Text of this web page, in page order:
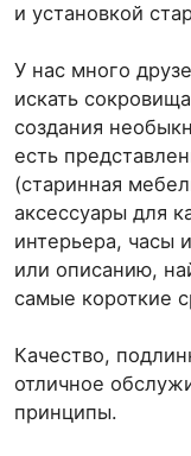
и установкой
У нас много
искать
создания
есть
(старинная
аксессуары для
интерьера, часы
или описанию,
самые короткие
Качество,
отличное
принципы.